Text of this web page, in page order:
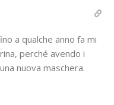
a qualche anno fa mi
perché avendo i
nuova maschera.